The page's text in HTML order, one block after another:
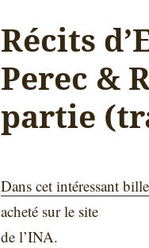
Récits
Perec &
partie
Dans cet intéressant
acheté sur le site
de l’INA.